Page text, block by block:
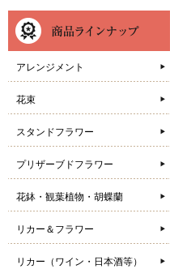
アレンジメント
花束
スタンドフラワー
プリザーブドフラワー
花鉢・観葉植物・胡蝶蘭
リカー＆フラワー
リカー（ワイン・日本酒等）